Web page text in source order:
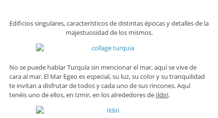
Edificios singulares, característicos de distintas épocas y detalles de la
majestuosidad de los mismos.
No se puede hablar Turquía sin mencionar el mar, aquí se vive de
cara al mar. El Mar Egeo es especial, su luz, su color y su tranquilidad
te invitan a disfrutar de todos y cada uno de sus rincones. Aquí
tenéis uno de ellos, en Izmir, en los alrededores de Ildiri.